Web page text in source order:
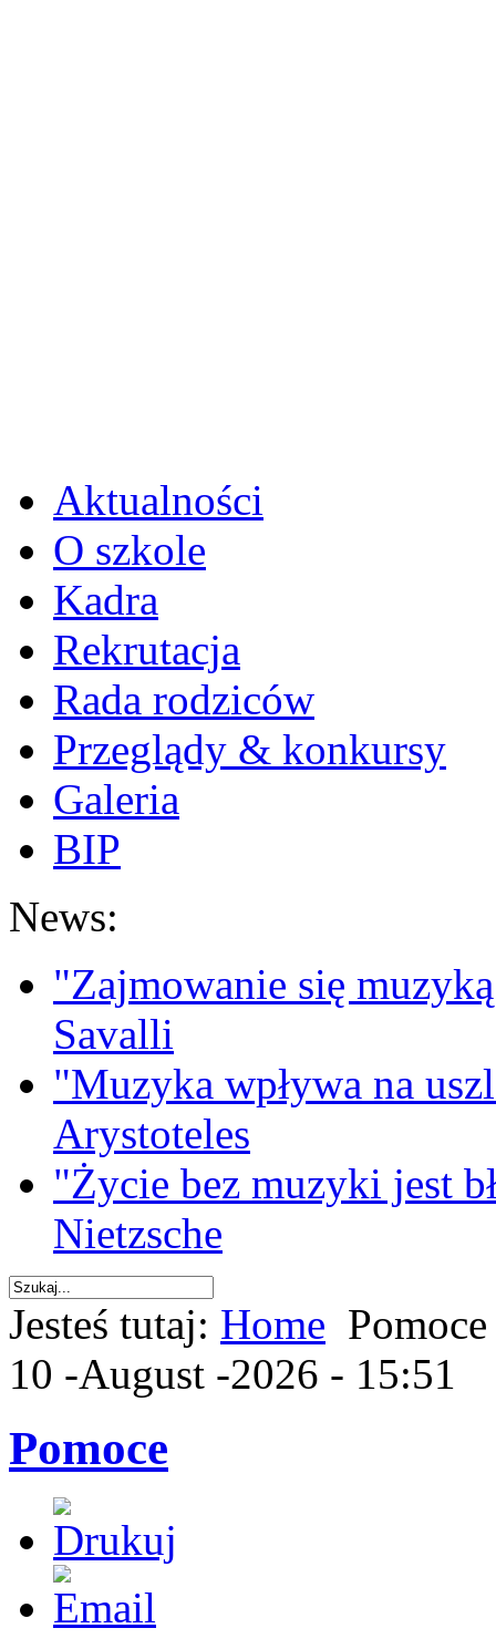
Aktualności
O szkole
Kadra
Rekrutacja
Rada rodziców
Przeglądy & konkursy
Galeria
BIP
News:
"Zajmowanie się
Savalli
"Muzyka wpływa na
Arystoteles
"Życie bez muzyki jest
Nietzsche
Jesteś tutaj: Home Pomoce
10 -August -2026 - 15:51
Pomoce